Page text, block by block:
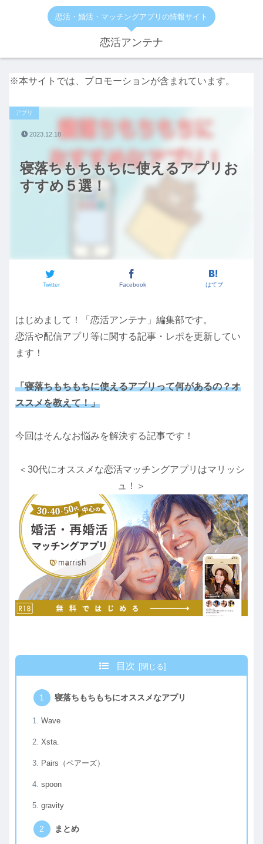
恋活・婚活・マッチングアプリの情報サイト
恋活アンテナ
※本サイトでは、プロモーションが含まれています。
寝落ちもちもちに使えるアプリお
すすめ５選！
アプリ
Twitter Facebook はてブ
2023.12.18
はじめまして！「恋活アンテナ」編集部です。
恋活や配信アプリ等に関する記事・レポを更新してい
ます！
「寝落ちもちもちに使えるアプリって何があるの？オ
ススメを教えて！」
今回はそんなお悩みを解決する記事です！
＜30代にオススメな恋活マッチングアプリはマリッシ
ュ！＞
目次
寝落ちもちもちにオススメなアプリ
Wave
Xsta.
Pairs（ペアーズ）
spoon
gravity
まとめ